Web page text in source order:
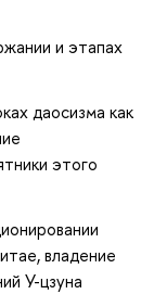
и этапах
даосизма как
этого
владение
У-цзуна